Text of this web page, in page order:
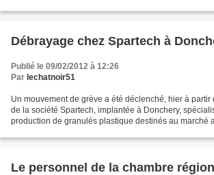
Débrayage chez Spartech à
Publié le 09/02/2012 à 12:26
Par lechatnoir51
Un mouvement de grève a été déclenché, hier à partir
de la société Spartech, implantée à Donchery,
production de granulés plastique destinés au marché
Le personnel de la chambre